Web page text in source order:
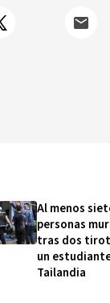
Al menos
personas
tras dos
un
Tailandia